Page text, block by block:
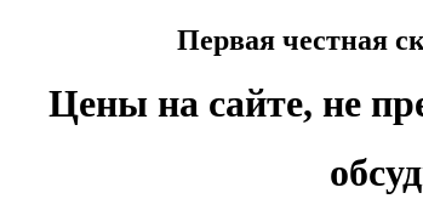
Первая честная скупка
Цены на сайте, не